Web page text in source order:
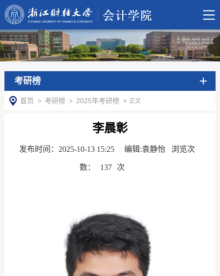
考研榜
首页 > 考研榜 > 2025年考研榜 > 正文
李晨彰
发布时间：2025-10-13 15:25 编辑:袁静怡 浏览次
数： 137 次